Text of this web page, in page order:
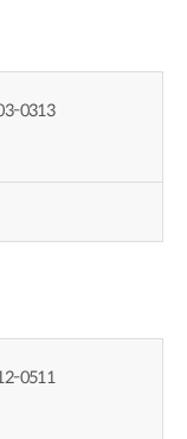
0313
0511